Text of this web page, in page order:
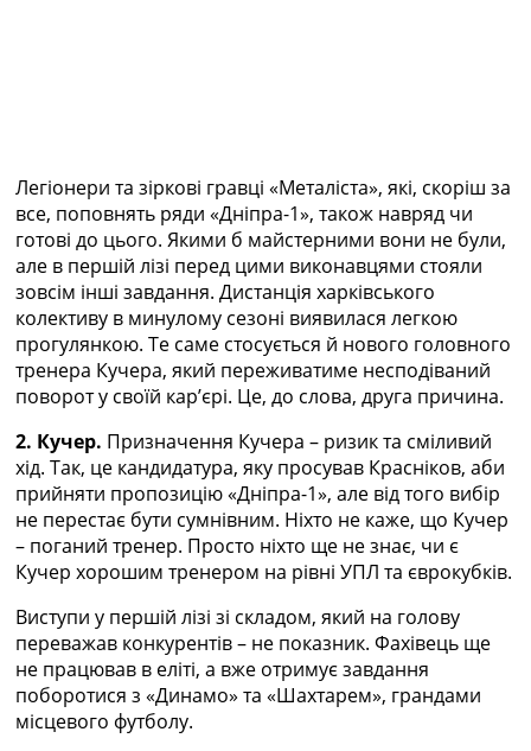
Легіонери та зіркові гравці «Металіста», які, скоріш за
все, поповнять ряди «Дніпра-1», також навряд чи
готові до цього. Якими б майстерними вони не були,
але в першій лізі перед цими виконавцями стояли
зовсім інші завдання. Дистанція харківського
колективу в минулому сезоні виявилася легкою
прогулянкою. Те саме стосується й нового головного
тренера Кучера, який переживатиме несподіваний
поворот у своїй кар’єрі. Це, до слова, друга причина.
2. Кучер. Призначення Кучера – ризик та сміливий
хід. Так, це кандидатура, яку просував Красніков, аби
прийняти пропозицію «Дніпра-1», але від того вибір
не перестає бути сумнівним. Ніхто не каже, що Кучер
– поганий тренер. Просто ніхто ще не знає, чи є
Кучер хорошим тренером на рівні УПЛ та єврокубків.
Виступи у першій лізі зі складом, який на голову
переважав конкурентів – не показник. Фахівець ще
не працював в еліті, а вже отримує завдання
поборотися з «Динамо» та «Шахтарем», грандами
місцевого футболу.